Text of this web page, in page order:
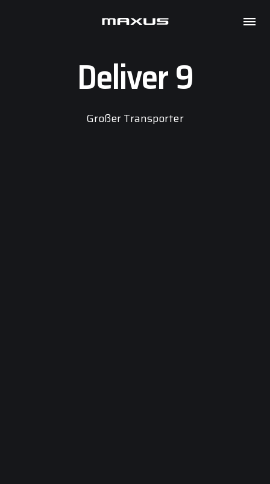
Maxus
Deliver 9
Großer Transporter
Probefahrt